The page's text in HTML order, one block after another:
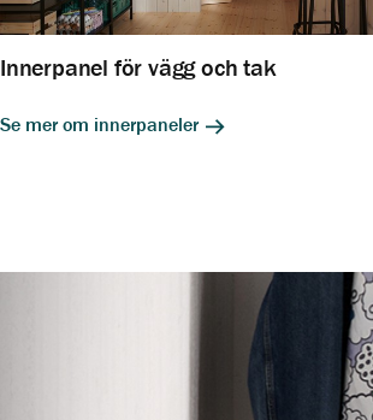
Innerpanel för vägg och tak
Se mer om innerpaneler